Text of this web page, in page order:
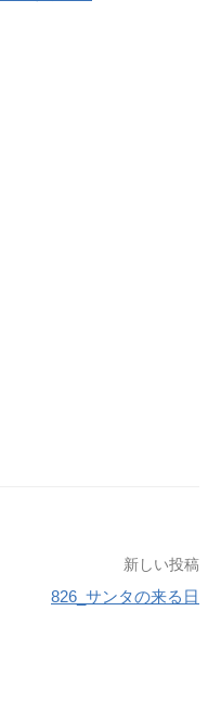
新しい投稿
826_サンタの来る日